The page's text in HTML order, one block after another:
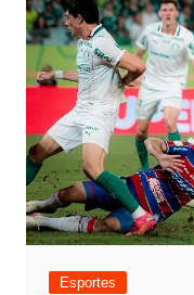
Esportes